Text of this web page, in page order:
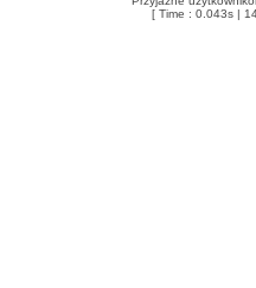
[ Time : 0.043s |